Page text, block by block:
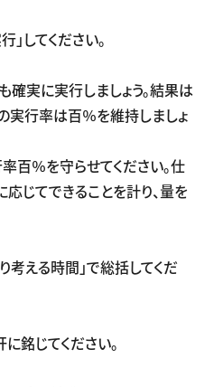
してください。
確実に実行しましょう。結果は
実行率は百％を維持しましょ
百％を守らせてください。仕
じてできることを計り、量を
える時間」で総括してくだ
銘じてください。